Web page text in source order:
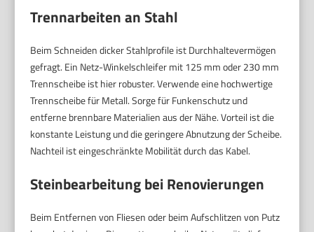
Trennarbeiten an Stahl
Beim Schneiden dicker Stahlprofile ist Durchhaltevermögen
gefragt. Ein Netz-Winkelschleifer mit 125 mm oder 230 mm
Trennscheibe ist hier robuster. Verwende eine hochwertige
Trennscheibe für Metall. Sorge für Funkenschutz und
entferne brennbare Materialien aus der Nähe. Vorteil ist die
konstante Leistung und die geringere Abnutzung der Scheibe.
Nachteil ist eingeschränkte Mobilität durch das Kabel.
Steinbearbeitung bei Renovierungen
Beim Entfernen von Fliesen oder beim Aufschlitzen von Putz